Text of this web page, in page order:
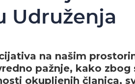
Udruženja
na našim
pažnje, kako
okupljenih članica,